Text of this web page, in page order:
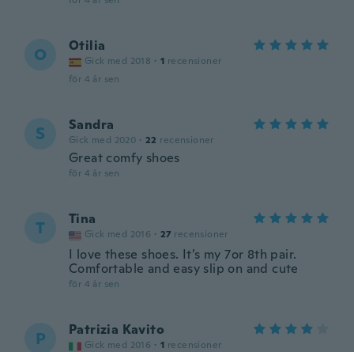
O Otilia
Gick med 2018 · 1 recensioner
för 4 år sen
S Sandra
Gick med 2020 · 22 recensioner
Great comfy shoes
för 4 år sen
T Tina
Gick med 2016 · 27 recensioner
I love these shoes. It’s my 7or 8th pair.
Comfortable and easy slip on and cute
för 4 år sen
P Patrizia Kavito
Gick med 2016 · 1 recensioner